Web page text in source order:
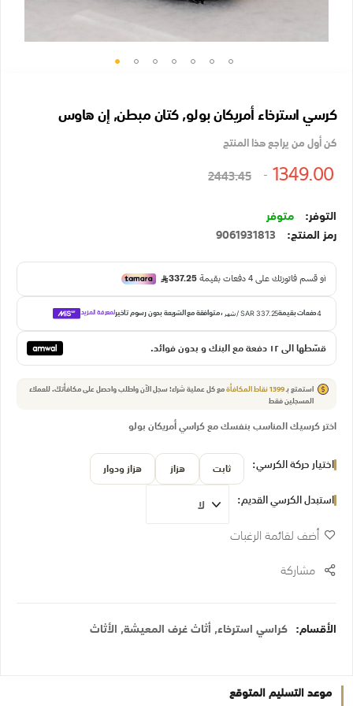
بداية
معرض
كرسي استرخاء أمريكان بولو, كتان مبطن, إن هاوس
كن أول من يراجع هذا المنتج
1349.00
2443.45
متوفر
رمز المنتج
9061931813
قسّطها الي ١٢ دفعة مع البنك و بدون فوائد.
استمتع بـ1399نقاط المكافأةمع كل عملية شراء! سجل الآن واطلب واحصل على مكافأتك.للعملاء
المسجلين فقط
اختر كرسيك المناسب بنفسك مع كراسي أمريكان بولو
اختيار حركة الكرسي ثابت هزاز هزاز ودوار
استبدل الكرسي القديم
أضف لقائمة الرغبات
مشاركة
الأقسام: كراسي استرخاء,أثاث غرف المعيشة,الأثاث
موعد التسليم المتوقع